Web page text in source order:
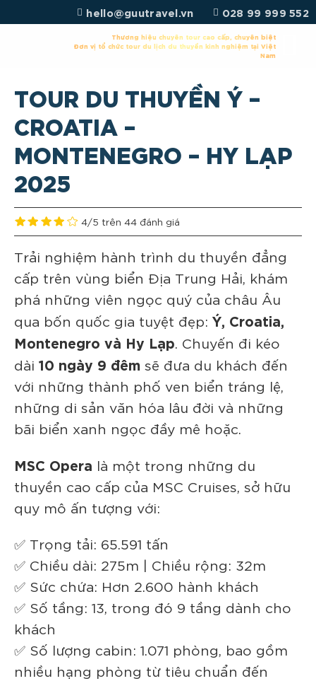
đến
hello@guutravel.vn 028 99 999 552
Thương hiệu chuyên tour cao cấp, chuyên biệt
Đơn vị tổ chức tour du lịch du thuyền kinh nghiệm tại Việt
Nam
TOUR DU THUYỀN Ý –
CROATIA –
MONTENEGRO – HY LẠP
2025
4/5 trên 44 đánh giá
Trải nghiệm hành trình du thuyền đẳng
cấp trên vùng biển Địa Trung Hải, khám
phá những viên ngọc quý của châu Âu
qua bốn quốc gia tuyệt đẹp: Ý, Croatia,
Montenegro và Hy Lạp. Chuyến đi kéo
dài 10 ngày 9 đêm sẽ đưa du khách đến
với những thành phố ven biển tráng lệ,
những di sản văn hóa lâu đời và những
bãi biển xanh ngọc đầy mê hoặc.
MSC Opera là một trong những du
thuyền cao cấp của MSC Cruises, sở hữu
quy mô ấn tượng với:
✅ Trọng tải: 65.591 tấn
✅ Chiều dài: 275m | Chiều rộng: 32m
✅ Sức chứa: Hơn 2.600 hành khách
✅ Số tầng: 13, trong đó 9 tầng dành cho
khách
✅ Số lượng cabin: 1.071 phòng, bao gồm
nhiều hạng phòng từ tiêu chuẩn đến